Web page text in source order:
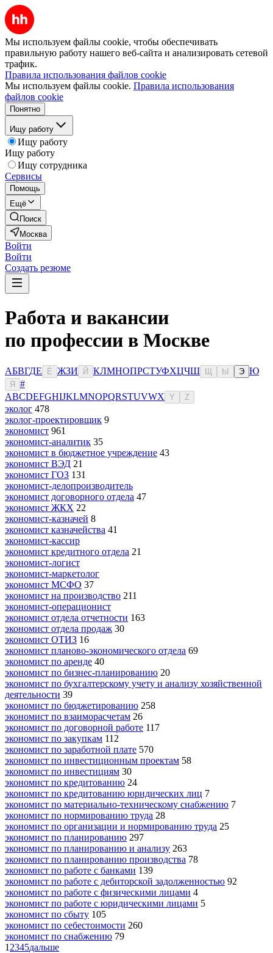
Мы используем файлы cookie, чтобы обеспечивать
правильную работу нашего веб-сайта и анализировать сетевой
трафик.
Правила использования файлов cookie
Мы используем файлы cookie. Правила использования
файлов cookie
Понятно
Ищу работу
Ищу работу
Ищу работу
Ищу сотрудника
Сервисы
Помощь
Ещё
Поиск
Москва
Войти
Войти
Создать резюме
Работа и вакансии
по профессии в Москве
АБВГДЕ Ё ЖЗИ Й КЛМНОПРСТУФХЦЧШ Ы Э Ю
Я
#
ABCDEFGHIJKLMNOPQRSTUVWX Y Z
эколог 478
эколог-проектировщик 9
экономист 961
экономист-аналитик 35
экономист в бюджетное учреждение 43
экономист ВЭД 21
экономист ГОЗ 131
экономист-делопроизводитель
экономист договорного отдела 47
экономист ЖКХ 22
экономист-казначей 8
экономист казначейства 41
экономист-кассир
экономист кредитного отдела 21
экономист-логист
экономист-маркетолог
экономист МСФО 37
экономист на производство 211
экономист-операционист
экономист отдела отчетности 163
экономист отдела продаж 30
экономист ОТИЗ 16
экономист планово-экономического отдела 69
экономист по аренде 40
экономист по бизнес-планированию 20
экономист по бухгалтерскому учету и анализу хозяйственной
деятельности 39
экономист по бюджетированию 258
экономист по взаиморасчетам 26
экономист по договорной работе 117
экономист по закупкам 112
экономист по заработной плате 570
экономист по инвестиционным проектам 58
экономист по инвестициям 30
экономист по кредитованию 24
экономист по кредитованию юридических лиц 7
экономист по материально-техническому снабжению 7
экономист по нормированию труда 28
экономист по организации и нормированию труда 25
экономист по планированию 297
экономист по планированию и анализу 263
экономист по планированию производства 78
экономист по работе с банками 139
экономист по работе с дебиторской задолженностью 92
экономист по работе с физическими лицами 4
экономист по работе с юридическими лицами 5
экономист по сбыту 105
экономист по себестоимости 260
экономист по снабжению 79
1 2345дальше